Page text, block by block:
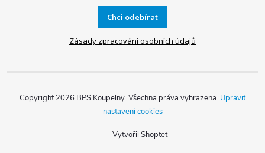
Chci odebírat
Zásady zpracování osobních údajů
Vytvořil Shoptet
Copyright 2026 BPS Koupelny. Všechna práva vyhrazena. Upravit
nastavení cookies